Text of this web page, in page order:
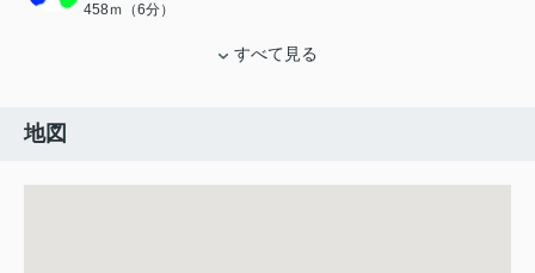
458ｍ（6分）
すべて見る
地図